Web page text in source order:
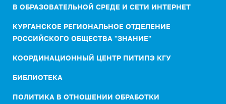
В ОБРАЗОВАТЕЛЬНОЙ СРЕДЕ И СЕТИ ИНТЕРНЕТ
КУРГАНСКОЕ РЕГИОНАЛЬНОЕ ОТДЕЛЕНИЕ
РОССИЙСКОГО ОБЩЕСТВА "ЗНАНИЕ"
КООРДИНАЦИОННЫЙ ЦЕНТР ПИТИПЭ КГУ
БИБЛИОТЕКА
ПОЛИТИКА В ОТНОШЕНИИ ОБРАБОТКИ